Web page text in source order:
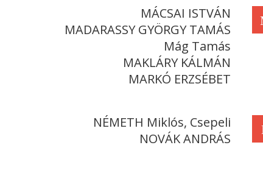
MÁCSAI ISTVÁN
MADARASSY GYÖRGY TAMÁS
Mág Tamás
MAKLÁRY KÁLMÁN
MARKÓ ERZSÉBET
NÉMETH Miklós, Csepeli
NOVÁK ANDRÁS